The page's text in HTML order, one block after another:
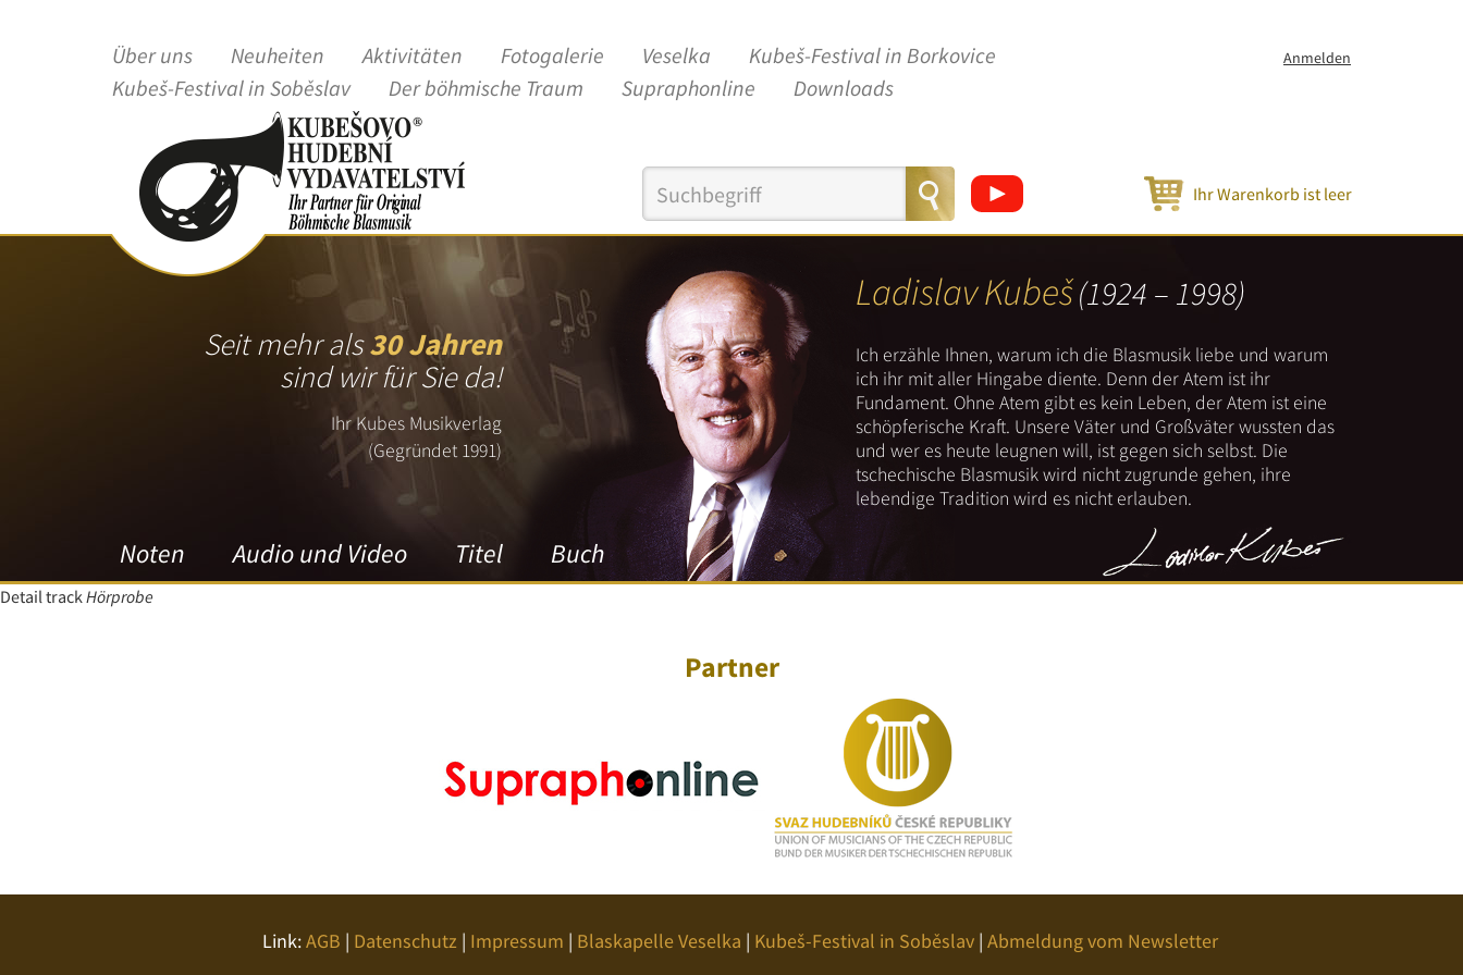
Über uns Neuheiten Aktivitäten Fotogalerie Veselka
Kubeš-Festival in Borkovice
Kubeš-Festival in Soběslav
Der böhmische Traum Supraphonline Downloads
Anmelden
Ihr Warenkorb ist leer
Seit mehr als30 Jahren
sind wir für Sie da!
Ihr Kubes Musikverlag
(Gegründet 1991)
Noten Audio und Video Titel Buch
Ladislav Kubeš(1924 – 1998)
Ich erzähle Ihnen, warum ich die Blasmusik liebe und warum
ich ihr mit aller Hingabe diente. Denn der Atem ist ihr
Fundament. Ohne Atem gibt es kein Leben, der Atem ist eine
schöpferische Kraft. Unsere Väter und Großväter wussten das
und wer es heute leugnen will, ist gegen sich selbst. Die
tschechische Blasmusik wird nicht zugrunde gehen, ihre
lebendige Tradition wird es nicht erlauben.
Detail trackHörprobe
Partner
Link:AGB | Datenschutz | Impressum | Blaskapelle Veselka | Kubeš-Festival in Soběslav | Abmeldung vom Newsletter